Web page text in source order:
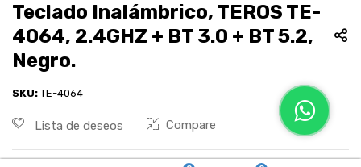
Teclado Inalámbrico, TEROS TE-
4064, 2.4GHZ + BT 3.0 + BT 5.2,
Negro.
SKU: TE-4064
Lista de deseos Compare